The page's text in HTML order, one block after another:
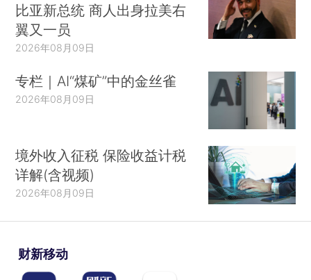
比亚新总统 商人出身拉美右
翼又一员
2026年08月09日
专栏｜AI“煤矿”中的金丝雀
2026年08月09日
境外收入征税 保险收益计税
详解(含视频)
2026年08月09日
财新移动